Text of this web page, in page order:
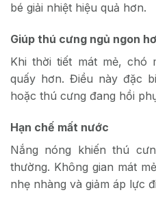
bé giải nhiệt hiệu quả hơn.
Giúp thú cưng ngủ ngon
Khi thời tiết mát mẻ, chó
quấy hơn. Điều này đặc
hoặc thú cưng đang hồi
Hạn chế mất nước
Nắng nóng khiến thú
thường. Không gian mát
nhẹ nhàng và giảm áp lực